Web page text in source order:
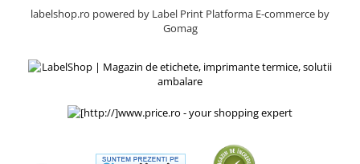
labelshop.ro powered by Label Print Platforma E-commerce by
Gomag